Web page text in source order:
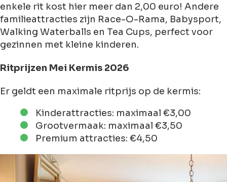
enkele rit kost hier meer dan 2,00 euro! Andere
familieattracties zijn Race-O-Rama, Babysport,
Walking Waterballs en Tea Cups, perfect voor
gezinnen met kleine kinderen.
Ritprijzen Mei Kermis 2026
Er geldt een maximale ritprijs op de kermis:
Kinderattracties: maximaal €3,00
Grootvermaak: maximaal €3,50
Premium attracties: €4,50